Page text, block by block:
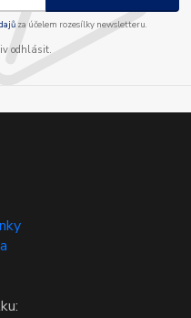
za účelem rozesílky newsletteru.
odhlásit.